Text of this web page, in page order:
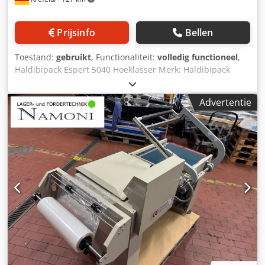
kunnen wij u aanbieden.
Prijsinfo Bellen
Toestand: gebruikt, Functionaliteit: volledig functioneel,
Haldibipack Espert 5040 Hoeklasser Merk: Haldibipack
Model: Espert ES 5040 2 N Dkjdpfx Akjx Ak Iujqor Benodigd
vermogen: 220/380 Volt Machinegewicht: 270 kg Interne
artikelnummer: 2025120106 Afhaaladres: Industriestraße 5
(47918 Tönisvorst) De machine heeft tot aan het
demonteren volledig gedraaid. Maatwerkoplossingen voor
uw intralogistiek Voor rollenbanen, bandtransporteurs,
hellende transporteurs of telescopen voor het laden en
lossen van uw goederen en verpakkingsmachines zijn wij
uw deskundige partner! Graag maken wij een individueel
aanbod voor u of adviseren wij u bij ontwerp- of
montagevragen. Geef ons daarvoor eenvoudig uw behoefte
en de lokale situatie door. Profiteer van onze jarenlange
ervaring en ons uitstekende netwerk van specialisten. Voor
bedrijven uit diverse sectoren zoals logistiek,
farmaceutische industrie, ambacht en elektronica hebben
Advertentie